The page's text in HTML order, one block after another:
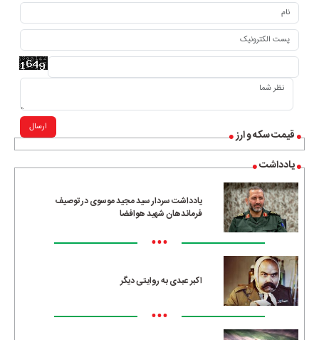
قیمت سکه و ارز
یادداشت
یادداشت سردار سید مجید موسوی در توصیف
فرماندهان شهید هوافضا
•••
اکبر عبدی به روایتی دیگر
•••
ارسال